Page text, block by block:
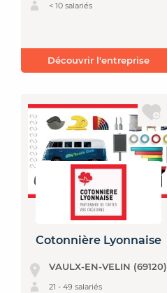
< 10 salariés
Découvrir l'entreprise
Cotonnière Lyonnaise
VAULX-EN-VELIN (69120)
21 - 49 salariés